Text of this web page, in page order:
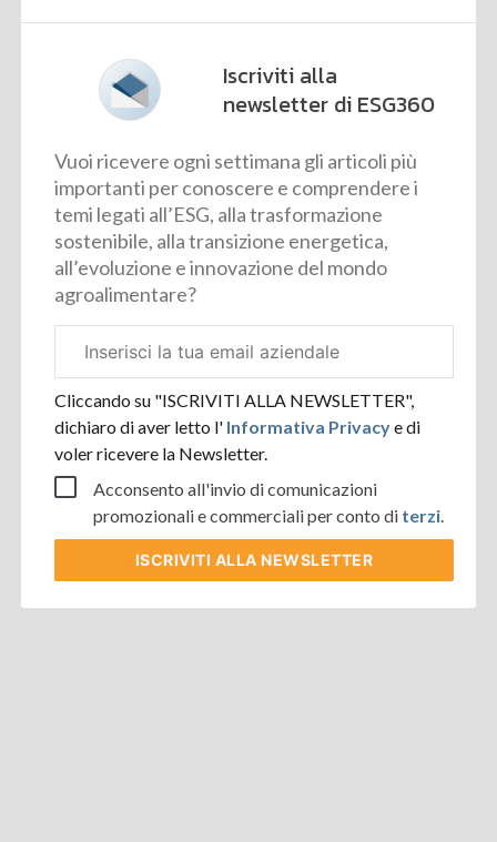
Iscriviti alla
newsletter di ESG360
Vuoi ricevere ogni settimana gli articoli più
importanti per conoscere e comprendere i
temi legati all’ESG, alla trasformazione
sostenibile, alla transizione energetica,
all’evoluzione e innovazione del mondo
agroalimentare?
aziendale
Cliccando su "ISCRIVITI ALLA NEWSLETTER",
dichiaro di aver letto l' Informativa Privacye di
voler ricevere la Newsletter.
Acconsento all'invio di comunicazioni
promozionali e commerciali per conto di terzi.
ISCRIVITI ALLA NEWSLETTER